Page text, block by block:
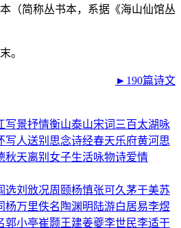
（简称丛书本，系据《海山仙馆丛
。
►190篇诗文
写景抒情衡山泰山宋词三百太湖 咏
写人送别 思念诗经春天乐府黄河思
秋天离别 女子生活咏物诗爱情
选刘攽况周颐杨慎张可久茅于美苏
杨万里佚名 陶渊明 陆游白居易李煜
郭小亭崔颢王建姜夔李世民李适干